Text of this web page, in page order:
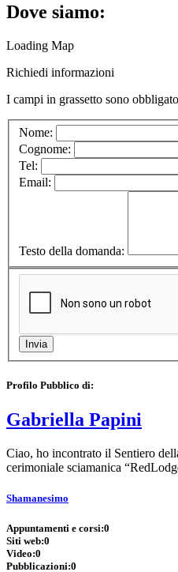
Dove siamo:
Loading Map
Richiedi informazioni
I campi in grassetto sono
Nome:
Cognome:
Tel:
Email:
Testo della domanda:
Profilo Pubblico di:
Gabriella Papini
Ciao, ho incontrato il Sentiero
cerimoniale sciamanica
Shamanesimo
Appuntamenti e corsi:0
Siti web:0
Video:0
Pubblicazioni:0